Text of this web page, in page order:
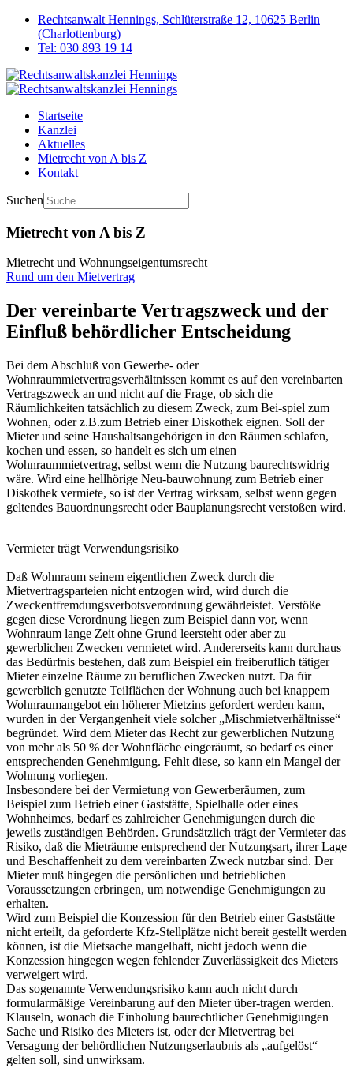
Rechtsanwalt Hennings, Schlüterstraße 12, 10625 Berlin
(Charlottenburg)
Tel: 030 893 19 14
Startseite
Kanzlei
Aktuelles
Mietrecht von A bis Z
Kontakt
Suchen
Mietrecht von A bis Z
Mietrecht und Wohnungseigentumsrecht
Rund um den Mietvertrag
Der vereinbarte Vertragszweck und der
Einfluß behördlicher Entscheidung
Bei dem Abschluß von Gewerbe- oder
Wohnraummietvertragsverhältnissen kommt es auf den vereinbarten
Vertragszweck an und nicht auf die Frage, ob sich die
Räumlichkeiten tatsächlich zu diesem Zweck, zum Bei-spiel zum
Wohnen, oder z.B.zum Betrieb einer Diskothek eignen. Soll der
Mieter und seine Haushaltsangehörigen in den Räumen schlafen,
kochen und essen, so handelt es sich um einen
Wohnraummietvertrag, selbst wenn die Nutzung baurechtswidrig
wäre. Wird eine hellhörige Neu-bauwohnung zum Betrieb einer
Diskothek vermiete, so ist der Vertrag wirksam, selbst wenn gegen
geltendes Bauordnungsrecht oder Bauplanungsrecht verstoßen wird.
Vermieter trägt Verwendungsrisiko
Daß Wohnraum seinem eigentlichen Zweck durch die
Mietvertragsparteien nicht entzogen wird, wird durch die
Zweckentfremdungsverbotsverordnung gewährleistet. Verstöße
gegen diese Verordnung liegen zum Beispiel dann vor, wenn
Wohnraum lange Zeit ohne Grund leersteht oder aber zu
gewerblichen Zwecken vermietet wird. Andererseits kann durchaus
das Bedürfnis bestehen, daß zum Beispiel ein freiberuflich tätiger
Mieter einzelne Räume zu beruflichen Zwecken nutzt. Da für
gewerblich genutzte Teilflächen der Wohnung auch bei knappem
Wohnraumangebot ein höherer Mietzins gefordert werden kann,
wurden in der Vergangenheit viele solcher „Mischmietverhältnisse“
begründet. Wird dem Mieter das Recht zur gewerblichen Nutzung
von mehr als 50 % der Wohnfläche eingeräumt, so bedarf es einer
entsprechenden Genehmigung. Fehlt diese, so kann ein Mangel der
Wohnung vorliegen.
Insbesondere bei der Vermietung von Gewerberäumen, zum
Beispiel zum Betrieb einer Gaststätte, Spielhalle oder eines
Wohnheimes, bedarf es zahlreicher Genehmigungen durch die
jeweils zuständigen Behörden. Grundsätzlich trägt der Vermieter das
Risiko, daß die Mieträume entsprechend der Nutzungsart, ihrer Lage
und Beschaffenheit zu dem vereinbarten Zweck nutzbar sind. Der
Mieter muß hingegen die persönlichen und betrieblichen
Voraussetzungen erbringen, um notwendige Genehmigungen zu
erhalten.
Wird zum Beispiel die Konzession für den Betrieb einer Gaststätte
nicht erteilt, da geforderte Kfz-Stellplätze nicht bereit gestellt werden
können, ist die Mietsache mangelhaft, nicht jedoch wenn die
Konzession hingegen wegen fehlender Zuverlässigkeit des Mieters
verweigert wird.
Das sogenannte Verwendungsrisiko kann auch nicht durch
formularmäßige Vereinbarung auf den Mieter über-tragen werden.
Klauseln, wonach die Einholung baurechtlicher Genehmigungen
Sache und Risiko des Mieters ist, oder der Mietvertrag bei
Versagung der behördlichen Nutzungserlaubnis als „aufgelöst“
gelten soll, sind unwirksam.